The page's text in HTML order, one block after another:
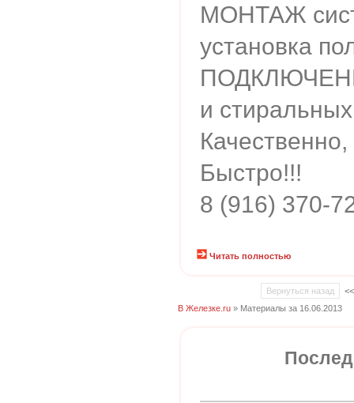
МОНТАЖ
установка
и
Быстро!!!
8 (916) 370-
Читать полностью
Вернуться назад
В Железке.ru » Материалы за 16.06.2013